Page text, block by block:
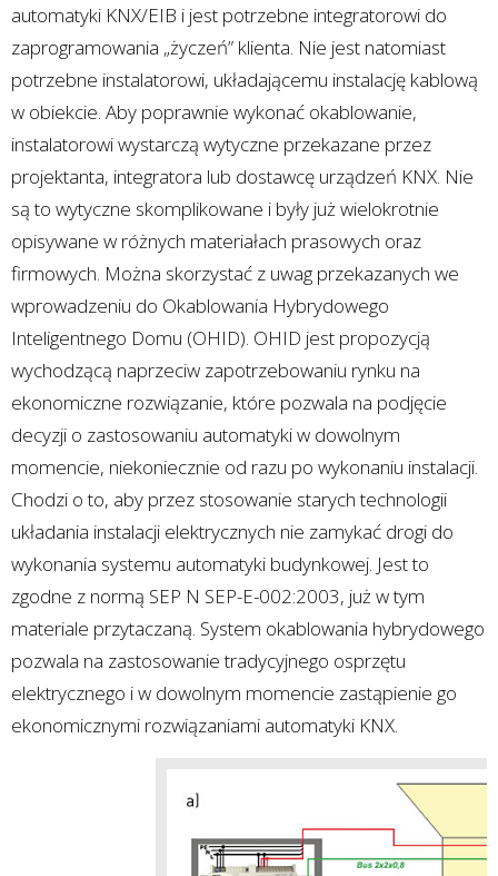
automatyki KNX/EIB i jest potrzebne integratorowi do
zaprogramowania „życzeń” klienta. Nie jest natomiast
potrzebne instalatorowi, układającemu instalację kablową
w obiekcie. Aby poprawnie wykonać okablowanie,
instalatorowi wystarczą wytyczne przekazane przez
projektanta, integratora lub dostawcę urządzeń KNX. Nie
są to wytyczne skomplikowane i były już wielokrotnie
opisywane w różnych materiałach prasowych oraz
firmowych. Można skorzystać z uwag przekazanych we
wprowadzeniu do Okablowania Hybrydowego
Inteligentnego Domu (OHID). OHID jest propozycją
wychodzącą naprzeciw zapotrzebowaniu rynku na
ekonomiczne rozwiązanie, które pozwala na podjęcie
decyzji o zastosowaniu automatyki w dowolnym
momencie, niekoniecznie od razu po wykonaniu instalacji.
Chodzi o to, aby przez stosowanie starych technologii
układania instalacji elektrycznych nie zamykać drogi do
wykonania systemu automatyki budynkowej. Jest to
zgodne z normą SEP N SEP-E-002:2003, już w tym
materiale przytaczaną. System okablowania hybrydowego
pozwala na zastosowanie tradycyjnego osprzętu
elektrycznego i w dowolnym momencie zastąpienie go
ekonomicznymi rozwiązaniami automatyki KNX.